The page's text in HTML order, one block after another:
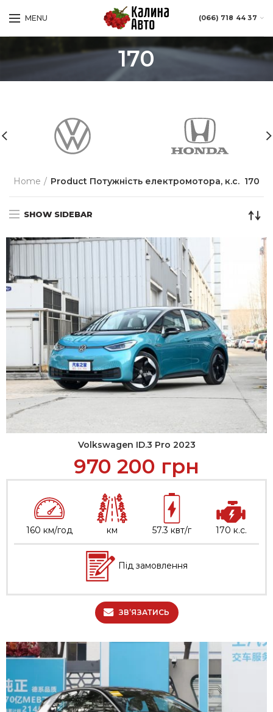
MENU (066) 718 44 37
170
Home Product Потужність електромотора, к.с. 170
SHOW SIDEBAR
Volkswagen ID.3 Pro 2023
970 200 грн
160 км/год км 57.3 квт/г 170 к.с.
Під замовлення
ЗВ’ЯЗАТИСЬ